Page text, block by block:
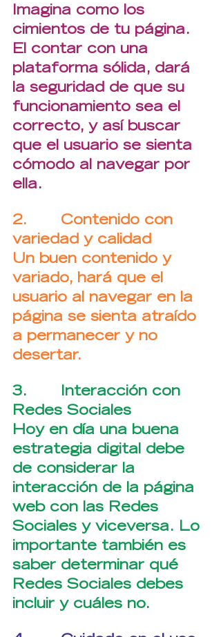
Imagina como los
cimientos de tu página.
El contar con una
plataforma sólida, dará
la seguridad de que su
funcionamiento sea el
correcto, y así buscar
que el usuario se sienta
cómodo al navegar por
ella.
2.       Contenido con
variedad y calidad
Un buen contenido y
variado, hará que el
usuario al navegar en la
página se sienta atraído
a permanecer y no
desertar.
3.       Interacción con
Redes Sociales
Hoy en día una buena
estrategia digital debe
de considerar la
interacción de la página
web con las Redes
Sociales y viceversa. Lo
importante también es
saber determinar qué
Redes Sociales debes
incluir y cuáles no.